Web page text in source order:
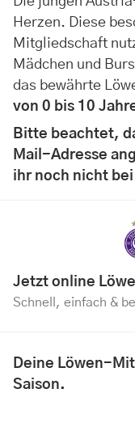
Herzen. Diese
Mitgliedschaft
Mädchen und
das bewährte
von 0 bis 10
Bitte beachtet,
Mail-Adresse
ihr noch nicht
Jetzt online
Schnell, einfach &
Deine Löwen-
Saison.